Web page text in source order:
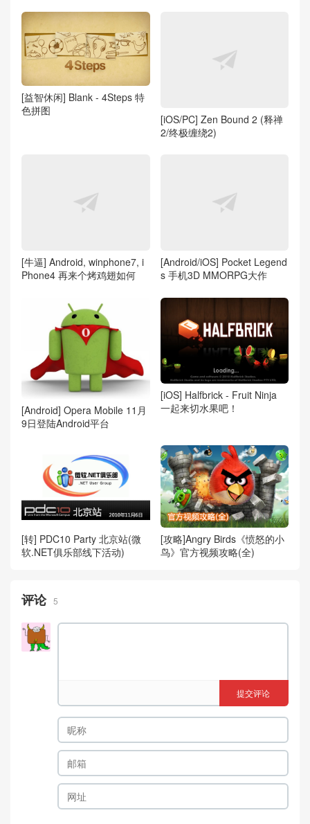
[益智休闲] Blank - 4Steps 特
色拼图
[iOS/PC] Zen Bound 2 (释禅
2/终极缠绕2)
[牛逼] Android, winphone7, i
Phone4 再来个烤鸡翅如何
[Android/iOS] Pocket Legend
s 手机3D MMORPG大作
[Android] Opera Mobile 11月
9日登陆Android平台
[iOS] Halfbrick - Fruit Ninja
一起来切水果吧！
[转] PDC10 Party 北京站(微
软.NET俱乐部线下活动)
[攻略]Angry Birds《愤怒的小
鸟》官方视频攻略(全)
评论 5
提交评论